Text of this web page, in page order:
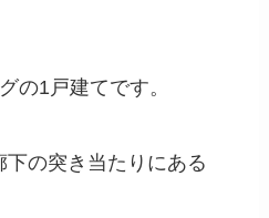
の1戸建てです。
の突き当たりにある